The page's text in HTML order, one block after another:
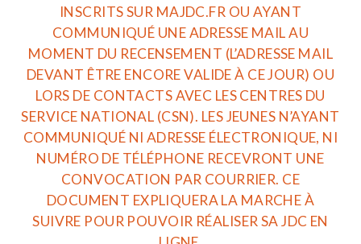
INSCRITS SUR MAJDC.FR OU AYANT
COMMUNIQUÉ UNE ADRESSE MAIL AU
MOMENT DU RECENSEMENT (L’ADRESSE MAIL
DEVANT ÊTRE ENCORE VALIDE À CE JOUR) OU
LORS DE CONTACTS AVEC LES CENTRES DU
SERVICE NATIONAL (CSN). LES JEUNES N’AYANT
COMMUNIQUÉ NI ADRESSE ÉLECTRONIQUE, NI
NUMÉRO DE TÉLÉPHONE RECEVRONT UNE
CONVOCATION PAR COURRIER. CE
DOCUMENT EXPLIQUERA LA MARCHE À
SUIVRE POUR POUVOIR RÉALISER SA JDC EN